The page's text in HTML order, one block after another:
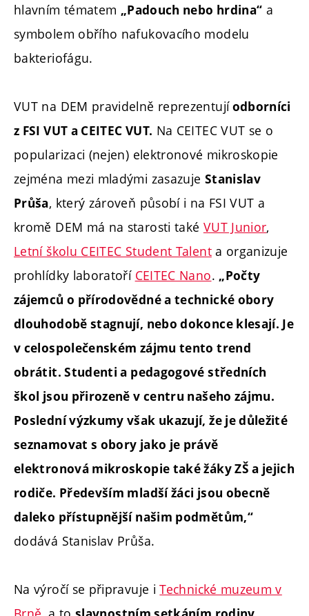
hlavním tématem „Padouch nebo hrdina“ a
symbolem obřího nafukovacího modelu
bakteriofágu.
VUT na DEM pravidelně reprezentujíodborníci
z FSI VUT a CEITEC VUT. Na CEITEC VUT se o
popularizaci (nejen) elektronové mikroskopie
zejména mezi mladými zasazuje Stanislav
Průša, který zároveň působí i na FSI VUT a
kromě DEM má na starosti také VUT Junior,
Letní školu CEITEC Student Talenta organizuje
prohlídky laboratoří CEITEC Nano. „Počty
zájemců o přírodovědné a technické obory
dlouhodobě stagnují, nebo dokonce klesají. Je
v celospolečenském zájmu tento trend
obrátit. Studenti a pedagogové středních
škol jsou přirozeně v centru našeho zájmu.
Poslední výzkumy však ukazují, že je důležité
seznamovat s obory jako je právě
elektronová mikroskopie také žáky ZŠ a jejich
rodiče. Především mladší žáci jsou obecně
daleko přístupnější našim podmětům,“
dodává Stanislav Průša.
Na výročí se připravuje i Technické muzeum v